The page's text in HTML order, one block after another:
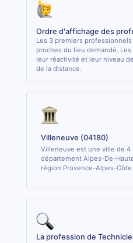
Ordre d'affichage des
Les 3 premiers
proches du lieu demandé.
leur réactivité et leur niveau
de la distance.
Villeneuve (04180)
Villeneuve est une ville de 4
département Alpes-De-
région Provence-Alpes-Côte
La profession de